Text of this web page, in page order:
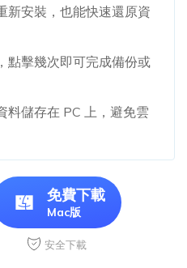
新安裝，也能快速還原資
點擊幾次即可完成備份或
料儲存在 PC 上，避免雲
免費下載
Mac版
安全下載